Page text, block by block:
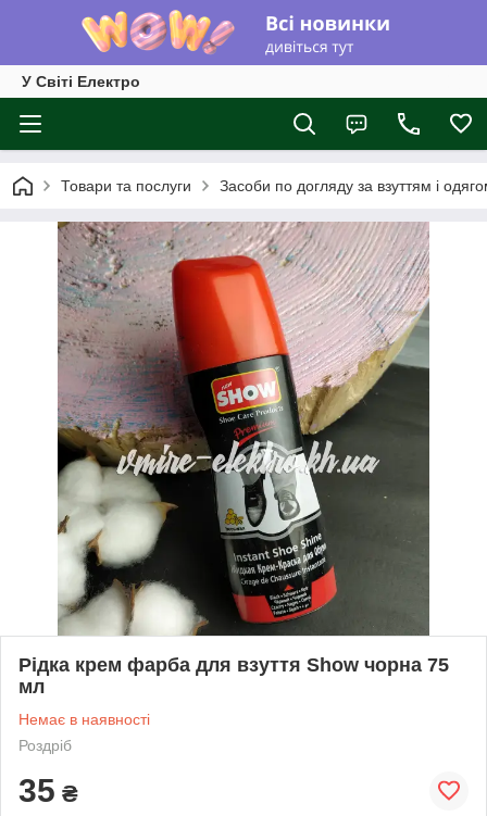
У Світі Електро
Товари та послуги Засоби по догляду за взуттям і
Рідка крем фарба для взуття Show чорна 75
мл
Немає в наявності
Роздріб
35 ₴